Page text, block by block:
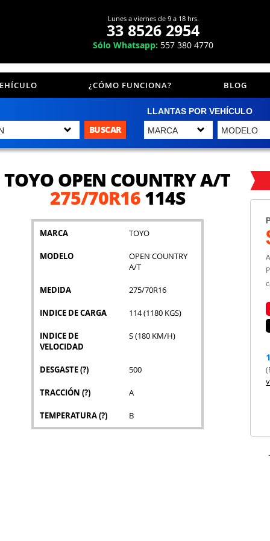
Lunes a viernes de 9 a 18 hrs.
33 8526 2954
Sólo Whatsapp: 557 380 4770
¿CÓMO FUNCIONA? BLOG
BUSCAR
LLANTAS POR VEHÍCULO
TOYO OPEN COUNTRY A/T
275/70R16114S
MARCA TOYO
MODELO
OPEN COUNTRY
A/T
MEDIDA 275/70R16
INDICE DE CARGA 114 (1180 KGS)
INDICE DE
VELOCIDAD
S (180 KM/H)
DESGASTE(?) 500
TRACCIÓN (?) A
TEMPERATURA(?) B